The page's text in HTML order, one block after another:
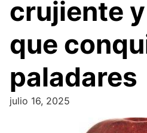
crujiente
que
paladares
julio 16, 2025